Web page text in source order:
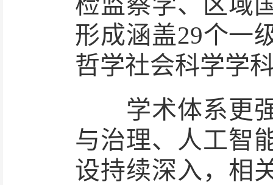
形成涵盖29个一
哲学社会科学学
学术体系更强
与治理、人工智
设持续深入，相